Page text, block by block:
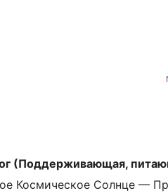
(Поддерживающая,
Космическое Солнце —